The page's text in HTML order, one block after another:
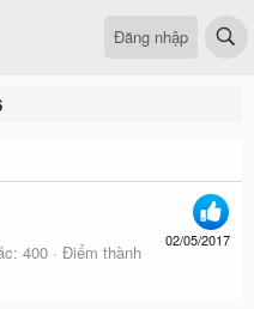
Đăng nhập
02/05/2017
400
Điểm thành